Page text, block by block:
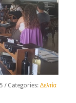
/ Categories: Δελτία